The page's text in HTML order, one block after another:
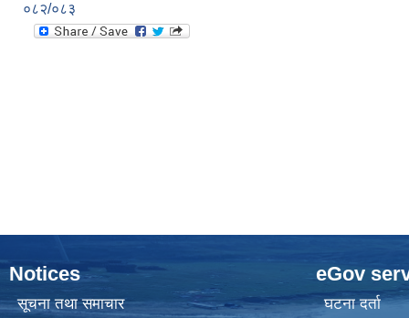
०८२/०८३
Notices
सूचना तथा समाचार
eGov
घटना दर्ता